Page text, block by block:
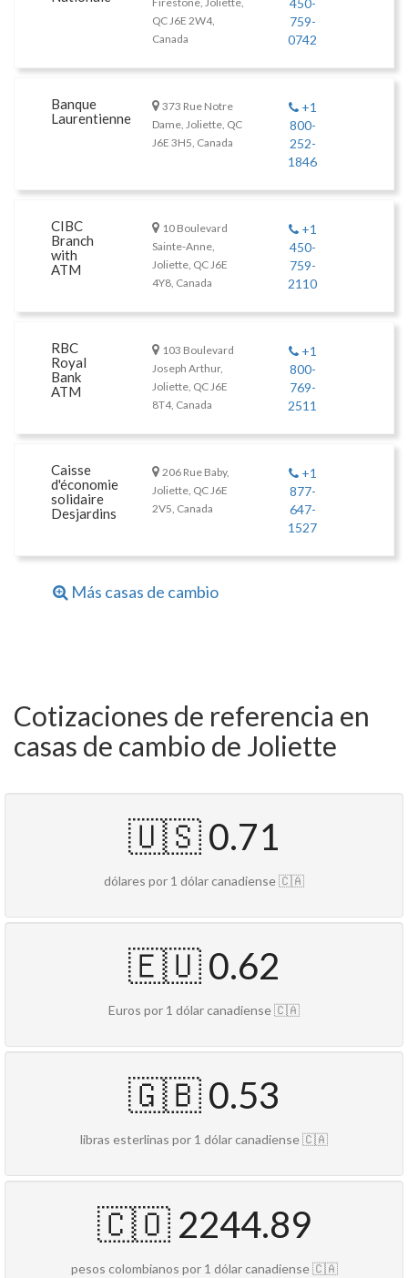
QC J6E 2W4,
Canada
450-
759-
0742
Banque
Laurentienne
373 Rue Notre
Dame, Joliette, QC
J6E 3H5, Canada
+1
800-
252-
1846
CIBC
Branch
with
ATM
10 Boulevard
Sainte-Anne,
Joliette, QC J6E
4Y8, Canada
+1
450-
759-
2110
RBC
Royal
Bank
ATM
103 Boulevard
Joseph Arthur,
Joliette, QC J6E
8T4, Canada
+1
800-
769-
2511
Caisse
d'économie
solidaire
Desjardins
206 Rue Baby,
Joliette, QC J6E
2V5, Canada
+1
877-
647-
1527
Más casas de cambio
Cotizaciones de referencia en
casas de cambio de Joliette
🇺🇸 0.71
dólares por 1 dólar canadiense 🇨🇦
🇪🇺 0.62
Euros por 1 dólar canadiense 🇨🇦
🇬🇧 0.53
libras esterlinas por 1 dólar canadiense 🇨🇦
🇨🇴 2244.89
pesos colombianos por 1 dólar canadiense 🇨🇦